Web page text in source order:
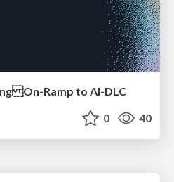
On-Ramp to AI-DLC
0 40